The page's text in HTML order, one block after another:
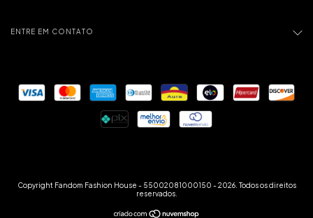
ENTRE EM CONTATO
Copyright Fandom Fashion House - 55002081000150 - 2026. Todos os direitos
reservados.